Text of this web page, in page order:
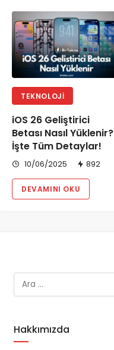
TEKNOLOJI
iOS 26 Geliştirici
Betası Nasıl Yüklenir?
İşte Tüm Detaylar!
10/06/2025 892
DEVAMINI OKU
Hakkımızda